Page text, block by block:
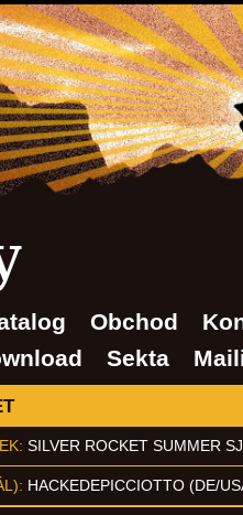
Obchod
Sekta
: SILVER ROCKET SUMMER
: HACKEDEPICCIOTTO (DE/